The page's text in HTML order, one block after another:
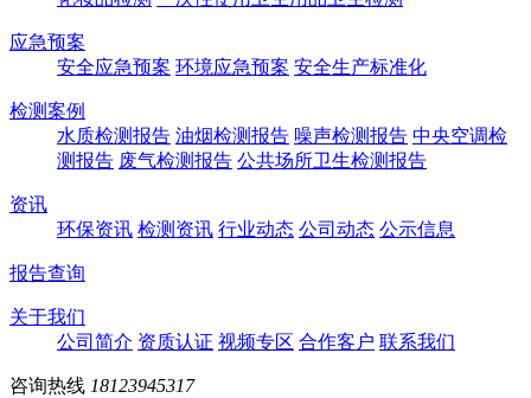
应急预案
安全应急预案 环境应急预案 安全生产标准化
检测案例
水质检测报告 油烟检测报告 噪声检测报告 中央空调检
测报告 废气检测报告 公共场所卫生检测报告
资讯
环保资讯 检测资讯 行业动态 公司动态 公示信息
报告查询
关于我们
公司简介 资质认证 视频专区 合作客户 联系我们
咨询热线 18123945317